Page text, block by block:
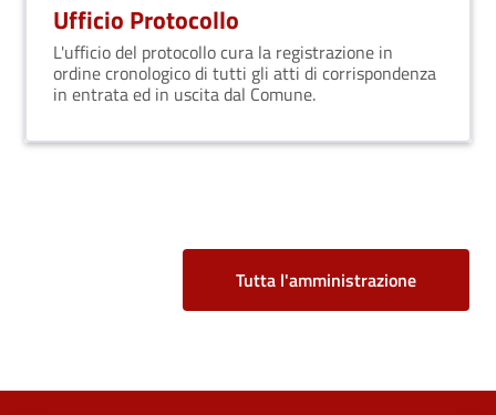
Ufficio Protocollo
L'ufficio del protocollo cura la registrazione in
ordine cronologico di tutti gli atti di corrispondenza
in entrata ed in uscita dal Comune.
Tutta l'amministrazione